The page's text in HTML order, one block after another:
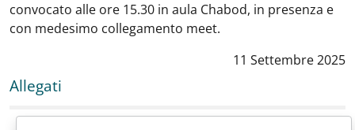
convocato alle ore 15.30 in aula Chabod, in presenza e
con medesimo collegamento meet.
Data notizia:
11 Settembre 2025
Allegati